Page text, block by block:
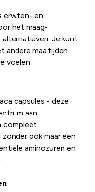
erwten- en
het maag-
alternatieven. Je kunt
andere maaltijden
voelen.
capsules - deze
aan
compleet
ook maar één
aminozuren en